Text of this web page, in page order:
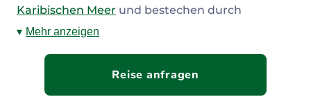
Karibischen Meer und bestechen durch
paradiesische Sandstrände und unberührte
Aruba ist die westlichste der drei Inseln und
beeindruckt durch Sonnenschein das ganze
Mehr anzeigen
Reise anfragen